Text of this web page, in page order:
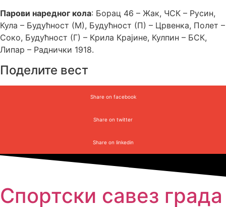
Парови наредног кола: Борац 46 – Жак, ЧСК – Русин,
Кула – Будућност (М), Будућност (П) – Црвенка, Полет –
Соко, Будућност (Г) – Крила Крајине, Кулпин – БСК,
Липар – Раднички 1918.
Поделите вест
Share on facebook
Share on twitter
Share on linkedin
Спортски савез града